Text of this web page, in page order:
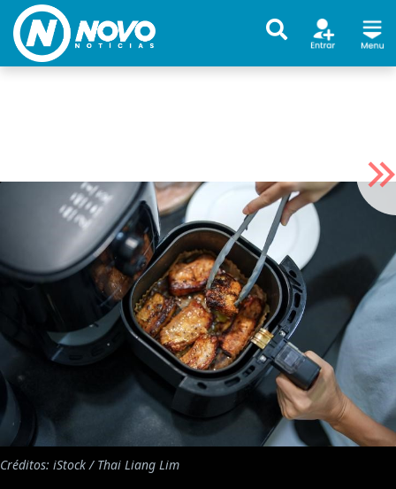
Créditos: iStock / Thai Liang Lim